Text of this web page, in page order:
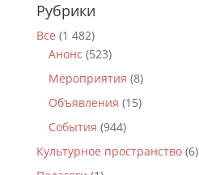
Рубрики
Все (1 482)
Анонс (523)
Мероприятия (8)
Объявления (15)
События (944)
Культурное пространство(6)